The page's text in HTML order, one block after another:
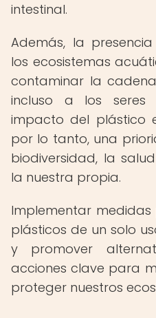
intestinal.
Además, la
los ecosistemas
contaminar la
incluso a los seres
impacto del plástico
por lo tanto, una
biodiversidad, la
la nuestra propia.
Implementar
plásticos de un solo
y promover
acciones clave para
proteger nuestros